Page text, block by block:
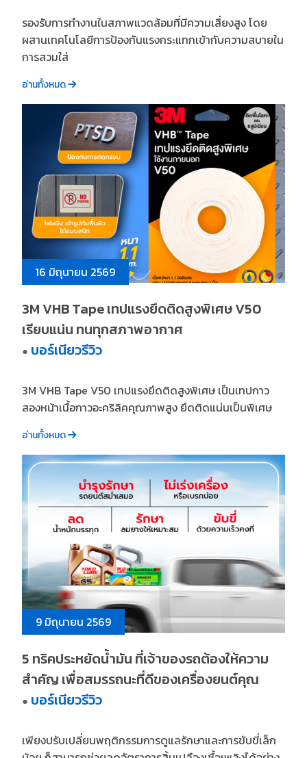
รองรับการทำงานในสภาพแวดล้อมที่มีความเสี่ยงสูง โดย
ผสานเทคโนโลยีการป้องกันแรงกระแทกเข้ากับความสบายใน
การสวมใส่
อ่านทั้งหมด
16 มิถุนายน 2569
3M VHB Tape เทปแรงยึดติดสูงพิเศษ V50
เรียบแน่น ทนทุกสภาพอากาศ
● บอร์เนียวรีวิว
3M VHB Tape V50 เทปแรงยึดติดสูงพิเศษ เป็นเทปกาว
สองหน้าเนื้อกาวอะคริลิคคุณภาพสูง ยึดติดแน่นเป็นพิเศษ
อ่านทั้งหมด
9 มิถุนายน 2569
5 ทริคประหยัดน้ำมัน ที่เจ้าของรถต้องให้ความ
สำคัญ เพื่อสมรรถนะที่ดีของเครื่องยนต์คุณ
● บอร์เนียวรีวิว
เพียงปรับเปลี่ยนพฤติกรรมการดูแลรักษาและการขับขี่เล็ก